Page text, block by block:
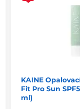
KAINE
Fit Pro Sun
ml)